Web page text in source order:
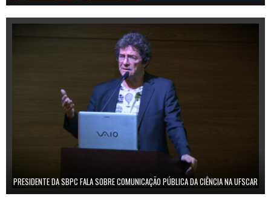
PRESIDENTE DA SBPC FALA SOBRE COMUNICAÇÃO PÚBLICA DA CIÊNCIA NA UFSCAR